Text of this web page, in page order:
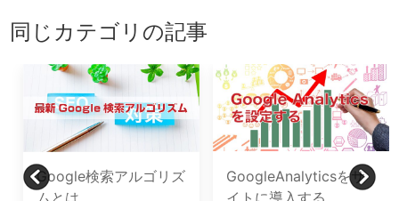
同じカテゴリの記事
Google検索アルゴリズ
ムとは
GoogleAnalyticsをサ